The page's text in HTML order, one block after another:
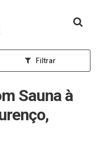
Filtrar
Sauna à